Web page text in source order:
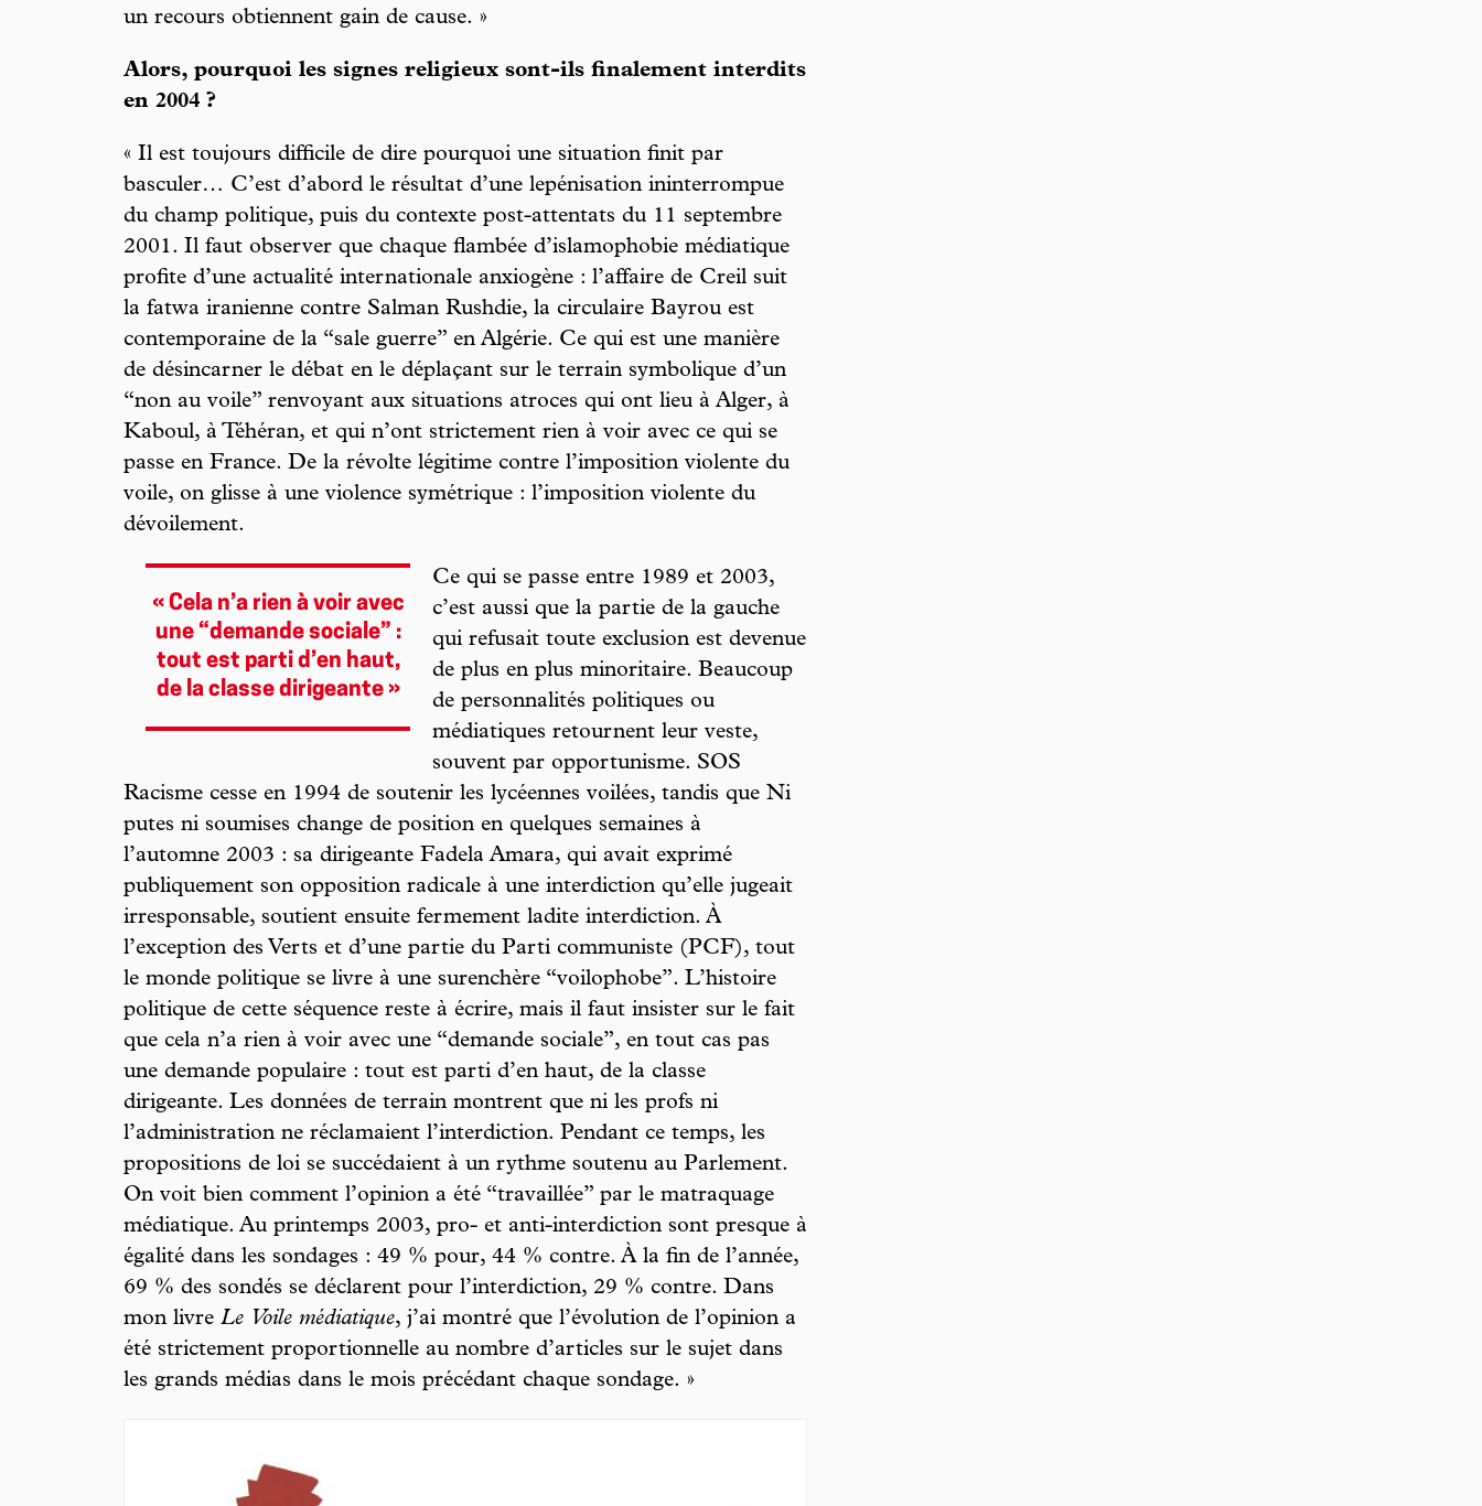
un recours obtiennent gain de cause. »
Alors, pourquoi les signes religieux sont-ils finalement interdits
en 2004 ?
« Il est toujours difficile de dire pourquoi une situation finit par
basculer… C’est d’abord le résultat d’une lepénisation ininterrompue
du champ politique, puis du contexte post-attentats du 11 septembre
2001. Il faut observer que chaque flambée d’islamophobie médiatique
profite d’une actualité internationale anxiogène : l’affaire de Creil suit
la fatwa iranienne contre Salman Rushdie, la circulaire Bayrou est
contemporaine de la “sale guerre” en Algérie. Ce qui est une manière
de désincarner le débat en le déplaçant sur le terrain symbolique d’un
“non au voile” renvoyant aux situations atroces qui ont lieu à Alger, à
Kaboul, à Téhéran, et qui n’ont strictement rien à voir avec ce qui se
passe en France. De la révolte légitime contre l’imposition violente du
voile, on glisse à une violence symétrique : l’imposition violente du
dévoilement.
« Cela n’a rien à voir avec
une “demande sociale” :
tout est parti d’en haut,
de la classe dirigeante »
Ce qui se passe entre 1989 et 2003,
c’est aussi que la partie de la gauche
qui refusait toute exclusion est devenue
de plus en plus minoritaire. Beaucoup
de personnalités politiques ou
médiatiques retournent leur veste,
souvent par opportunisme. SOS
Racisme cesse en 1994 de soutenir les lycéennes voilées, tandis que Ni
putes ni soumises change de position en quelques semaines à
l’automne 2003 : sa dirigeante Fadela Amara, qui avait exprimé
publiquement son opposition radicale à une interdiction qu’elle jugeait
irresponsable, soutient ensuite fermement ladite interdiction. À
l’exception des Verts et d’une partie du Parti communiste (PCF), tout
le monde politique se livre à une surenchère “voilophobe”. L’histoire
politique de cette séquence reste à écrire, mais il faut insister sur le fait
que cela n’a rien à voir avec une “demande sociale”, en tout cas pas
une demande populaire : tout est parti d’en haut, de la classe
dirigeante. Les données de terrain montrent que ni les profs ni
l’administration ne réclamaient l’interdiction. Pendant ce temps, les
propositions de loi se succédaient à un rythme soutenu au Parlement.
On voit bien comment l’opinion a été “travaillée” par le matraquage
médiatique. Au printemps 2003, pro- et anti-interdiction sont presque à
égalité dans les sondages : 49 % pour, 44 % contre. À la fin de l’année,
69 % des sondés se déclarent pour l’interdiction, 29 % contre. Dans
mon livre Le Voile médiatique, j’ai montré que l’évolution de l’opinion a
été strictement proportionnelle au nombre d’articles sur le sujet dans
les grands médias dans le mois précédant chaque sondage. »